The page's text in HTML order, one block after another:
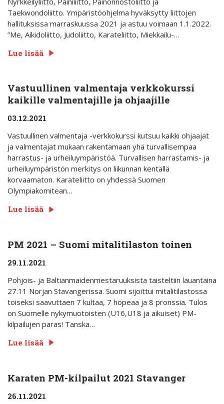
Taekwondoliitto. Ympäristöohjelma hyväksytty liittojen
hallituksissa marraskuussa 2021 ja astuu voimaan 1.1.2022.
”Me, Aikidoliitto, Judoliitto, Karateliitto, Miekkailu-…
Lue lisää
Vastuullinen valmentaja verkkokurssi
kaikille valmentajille ja ohjaajille
03.12.2021
Vastuullinen valmentaja -verkkokurssi kutsuu kaikki ohjaajat
ja valmentajat mukaan rakentamaan yhä turvallisempaa
harrastus- ja urheiluympäristöä. Turvallisen harrastamis- ja
urheiluympäristön merkitys on liikunnan kentällä
korvaamaton. Karateliitto on yhdessä Suomen
Olympiakomitean…
Lue lisää
PM 2021 – Suomi mitalitilaston toinen
29.11.2021
Pohjois- ja Baltianmaidenmestaruuksista taisteltiin lauantaina
27.11 Norjan Stavangerissa. Suomi sijoittui mitalitilastossa
toiseksi saavuttaen 7 kultaa, 7 hopeaa ja 8 pronssia. Tulos
on Suomelle nykymuotoisten (U16,U18 ja aikuiset) PM-
kilpailujen paras! Tanska…
Lue lisää
Karaten PM-kilpailut 2021 Stavanger
26.11.2021